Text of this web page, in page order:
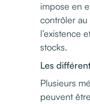
impose en
contrôler au
l’existence
stocks.
Les
Plusieurs
peuvent